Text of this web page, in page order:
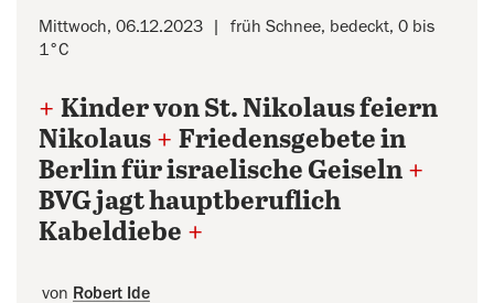
Mittwoch, 06.12.2023
früh Schnee, bedeckt, 0 bis
1°C
+ Kinder von St. Nikolaus feiern
Nikolaus + Friedensgebete in
Berlin für israelische Geiseln +
BVG jagt hauptberuflich
Kabeldiebe +
von Robert Ide